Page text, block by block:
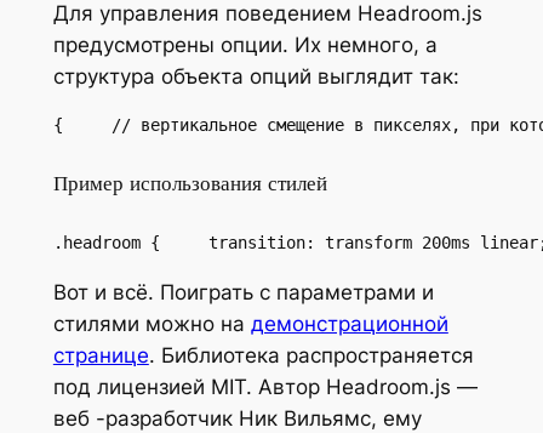
Для управления поведением Headroom.js
предусмотрены опции. Их немного, а
структура объекта опций выглядит так:
{     // вертикальное смещение в пикселях,
Пример использования стилей
.headroom {     transition: transform 200ms
Вот и всё. Поиграть с параметрами и
стилями можно на демонстрационной
странице. Библиотека распространяется
под лицензией MIT. Автор Headroom.js —
веб -разработчик Ник Вильямс, ему